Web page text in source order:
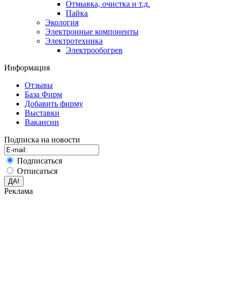
Отмывка, очистка и т.д.
Пайка
Экология
Электронные компоненты
Электротехника
Электрообогрев
Информация
Отзывы
База Фирм
Добавить фирму
Выставки
Вакансии
Подписка на новости
Подписаться
Отписаться
Реклама